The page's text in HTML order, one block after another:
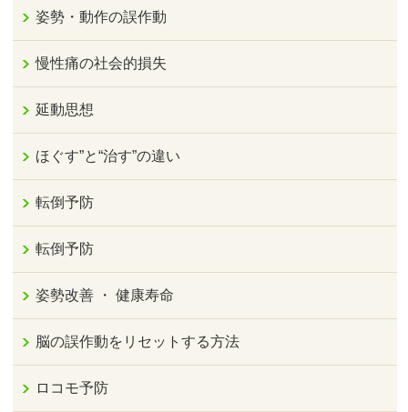
姿勢・動作の誤作動
慢性痛の社会的損失
延動思想
ほぐす”と“治す”の違い
転倒予防
転倒予防
姿勢改善 ・ 健康寿命
脳の誤作動をリセットする方法
ロコモ予防